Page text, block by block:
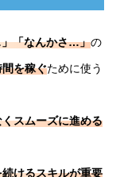
「なんかさ…」の
を稼ぐために使う
スムーズに進める
けるスキルが重要